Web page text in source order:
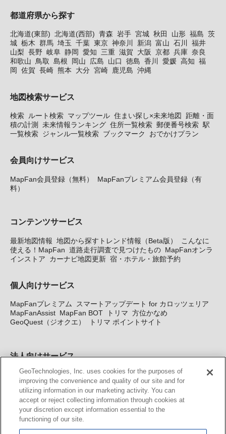
都道府県から探す
北海道(東部) 北海道(西部) 青森 岩手 宮城 秋田 山形 福島 茨
城 栃木 群馬 埼玉 千葉 東京 神奈川 新潟 富山 石川
福井
山梨 長野 岐阜 静岡 愛知 三重 滋賀 大阪 京都 兵庫 奈良
和歌山 鳥取 島根 岡山 広島 山口 徳島 香川 愛媛 高知 福
岡
佐賀 長崎 熊本 大分 宮崎 鹿児島 沖縄
地図検索サービス
検索 ルート検索 マップツール 住まい探し×未来地図
距離・面
積の計測
未来情報ランキング 住所一覧検索 郵便番号検索 駅
一覧検索 ジャンル一覧検索 ブックマーク おでかけプラン
会員向けサービス
MapFan会員登録（無料）
MapFanプレミアム会員登録（有
料）
コンテンツサービス
最新地図情報 地図から探すトレンド情報（Beta版）
こんなに
使える！MapFan 道路走行調査で見つけたもの MapFanオンラ
インストア
カーナビ地図更新 宿・ホテル・旅館予約
個人向けサービス
MapFanプレミアム
スマートアップデート for カロッツェリア
MapFanAssist MapFan BOT トリマ 方位かなめ
GeoQuest（ジオクエ）
トリマ ポイントサイト
法人向けサービス
法人向け地図・位置情報サービス WEBサイト・システム向け地
図API Windows PC向け地図開発キット MapFan DB 住所確認
サービス
MAP WORLD+ トリマ広告 Geo-Research
カーナビ地図更新サービス
GeoTechnologies, Inc. uses cookies for the purposes of
improving the convenience and quality of our site and for
utilizing information in our marketing activity. You can
accept or reject collecting information through cookies at
your discretion except information essential to the
functioning of our site.